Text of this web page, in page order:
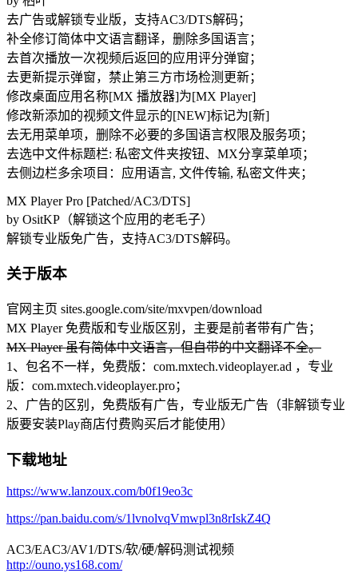
去广告或解锁专业版，支持AC3/DTS解码；
补全修订简体中文语言翻译，删除多国语言；
去首次播放一次视频后返回的应用评分弹窗；
去更新提示弹窗，禁止第三方市场检测更新；
修改桌面应用名称[MX 播放器]为[MX Player]
修改新添加的视频文件显示的[NEW]标记为[新]
去无用菜单项，删除不必要的多国语言权限及服务项；
去选中文件标题栏: 私密文件夹按钮、MX分享菜单项；
去侧边栏多余项目：应用语言, 文件传输, 私密文件夹；
MX Player Pro [Patched/AC3/DTS]
by OsitKP（解锁这个应用的老毛子）
解锁专业版免广告，支持AC3/DTS解码。
关于版本
官网主页 sites.google.com/site/mxvpen/download
MX Player 免费版和专业版区别，主要是前者带有广告；
MX Player 虽有简体中文语言，但自带的中文翻译不全。
1、包名不一样，免费版：com.mxtech.videoplayer.ad ，专业
版：com.mxtech.videoplayer.pro；
2、广告的区别，免费版有广告，专业版无广告（非解锁专业
版要安装Play商店付费购买后才能使用）
下载地址
https://www.lanzoux.com/b0f19eo3c
https://pan.baidu.com/s/1lvnolvqVmwpl3n8rIskZ4Q
AC3/EAC3/AV1/DTS/软/硬/解码测试视频
http://ouno.ys168.com/